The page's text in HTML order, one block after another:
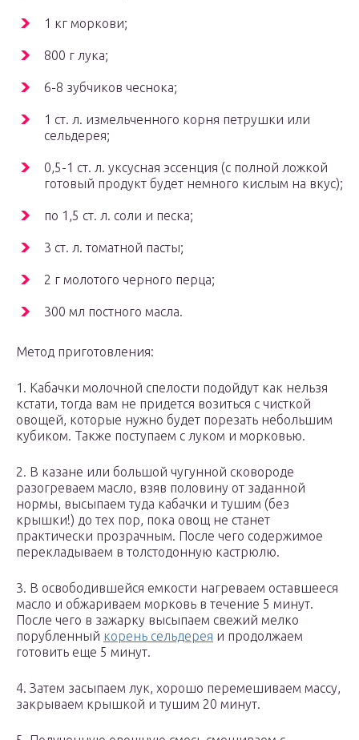
1 кг моркови;
800 г лука;
6-8 зубчиков чеснока;
1 ст. л. измельченного корня петрушки или
сельдерея;
0,5-1 ст. л. уксусная эссенция (с полной ложкой
готовый продукт будет немного кислым на вкус);
по 1,5 ст. л. соли и песка;
3 ст. л. томатной пасты;
2 г молотого черного перца;
300 мл постного масла.
Метод приготовления:
1. Кабачки молочной спелости подойдут как нельзя
кстати, тогда вам не придется возиться с чисткой
овощей, которые нужно будет порезать небольшим
кубиком. Также поступаем с луком и морковью.
2. В казане или большой чугунной сковороде
разогреваем масло, взяв половину от заданной
нормы, высыпаем туда кабачки и тушим (без
крышки!) до тех пор, пока овощ не станет
практически прозрачным. После чего содержимое
перекладываем в толстодонную кастрюлю.
3. В освободившейся емкости нагреваем оставшееся
масло и обжариваем морковь в течение 5 минут.
После чего в зажарку высыпаем свежий мелко
порубленный корень сельдерея и продолжаем
готовить еще 5 минут.
4. Затем засыпаем лук, хорошо перемешиваем массу,
закрываем крышкой и тушим 20 минут.